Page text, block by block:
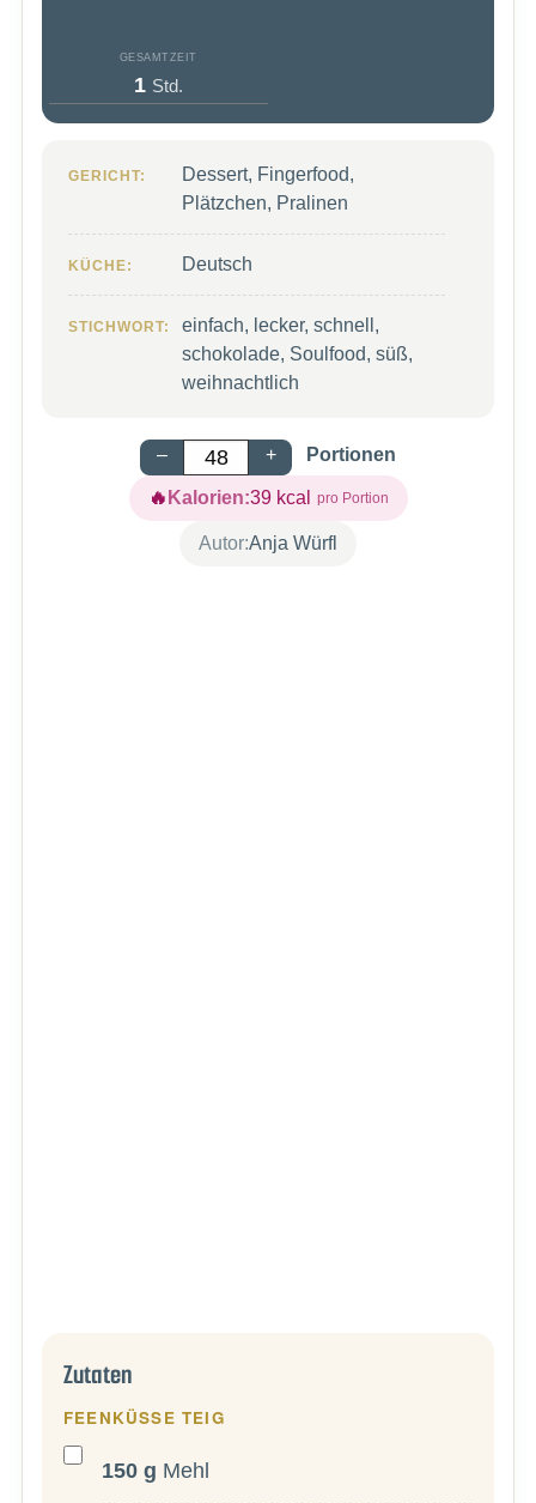
GESAMTZEIT
1Stunde
Std.
GERICHT:
Dessert, Fingerfood,
Plätzchen, Pralinen
KÜCHE: Deutsch
STICHWORT:
einfach, lecker, schnell,
schokolade, Soulfood, süß,
weihnachtlich
– + Portionen
Kalorien:39 kcal
Autor:Anja Würfl
Zutaten
FEENKÜSSE TEIG
150 g Mehl